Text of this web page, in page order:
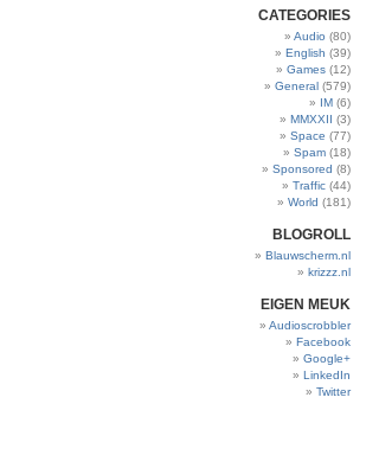
CATEGORIES
Audio (80)
English (39)
Games (12)
General (579)
IM (6)
MMXXII (3)
Space (77)
Spam (18)
Sponsored (8)
Traffic (44)
World (181)
BLOGROLL
Blauwscherm.nl
krizzz.nl
EIGEN MEUK
Audioscrobbler
Facebook
Google+
LinkedIn
Twitter